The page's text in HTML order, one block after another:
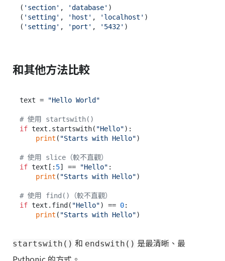
( 'section' , 'database' )
( 'setting' , 'host' , 'localhost' )
( 'setting' , 'port' , '5432'
和其他方法比較
text = "Hello World"
# 使用 startswith()
if text.startswith( "Hello"):
print ( "Starts with Hello")
# 使用 slice（較不直觀）
if text[: 5] == "Hello" :
print ( "Starts with Hello")
# 使用 find()（較不直觀）
if text.find( "Hello") == 0:
print ( "Starts with Hello"
startswith() 和 endswith() 是最清晰、最